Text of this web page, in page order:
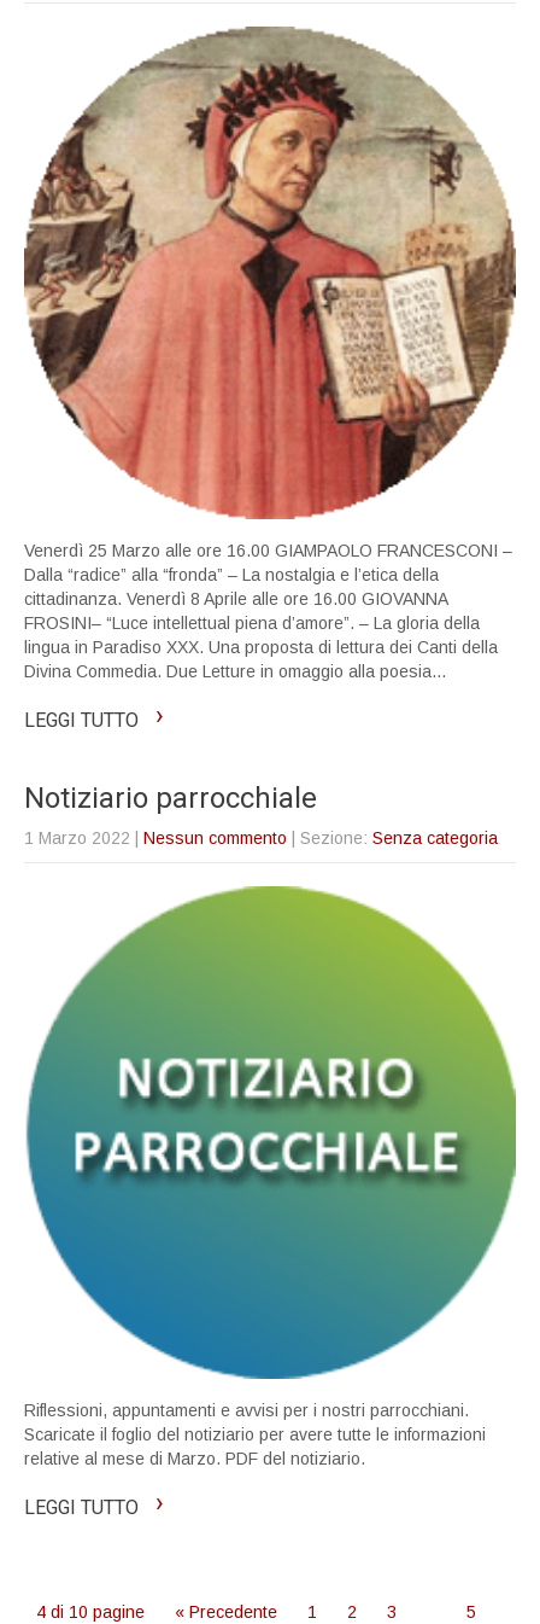
Venerdì 25 Marzo alle ore 16.00 GIAMPAOLO FRANCESCONI –
Dalla “radice” alla “fronda” – La nostalgia e l’etica della
cittadinanza. Venerdì 8 Aprile alle ore 16.00 GIOVANNA
FROSINI– “Luce intellettual piena d’amore”. – La gloria della
lingua in Paradiso XXX. Una proposta di lettura dei Canti della
Divina Commedia. Due Letture in omaggio alla poesia…
LEGGI TUTTO ›
Notiziario parrocchiale
1 Marzo 2022 Nessun commento | Sezione: Senza categoria
Riflessioni, appuntamenti e avvisi per i nostri parrocchiani.
Scaricate il foglio del notiziario per avere tutte le informazioni
relative al mese di Marzo. PDF del notiziario.
LEGGI TUTTO ›
4 di 10 pagine « Precedente 1 2 3
5